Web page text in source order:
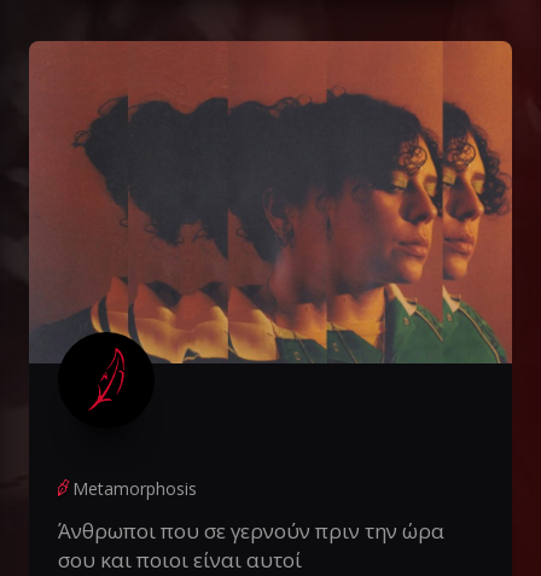
Metamorphosis
Άνθρωποι που σε γερνούν πριν την ώρα
σου και ποιοι είναι αυτοί